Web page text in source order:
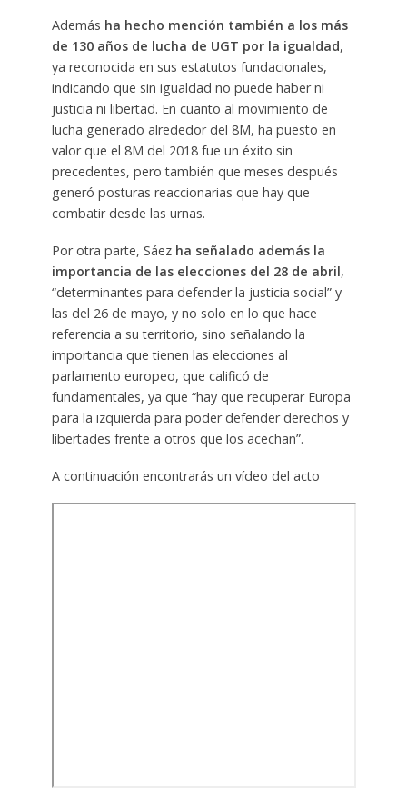
Además ha hecho mención también a los más
de 130 años de lucha de UGT por la igualdad,
ya reconocida en sus estatutos fundacionales,
indicando que sin igualdad no puede haber ni
justicia ni libertad. En cuanto al movimiento de
lucha generado alrededor del 8M, ha puesto en
valor que el 8M del 2018 fue un éxito sin
precedentes, pero también que meses después
generó posturas reaccionarias que hay que
combatir desde las urnas.
Por otra parte, Sáez ha señalado además la
importancia de las elecciones del 28 de abril,
“determinantes para defender la justicia social” y
las del 26 de mayo, y no solo en lo que hace
referencia a su territorio, sino señalando la
importancia que tienen las elecciones al
parlamento europeo, que calificó de
fundamentales, ya que “hay que recuperar Europa
para la izquierda para poder defender derechos y
libertades frente a otros que los acechan”.
A continuación encontrarás un vídeo del acto